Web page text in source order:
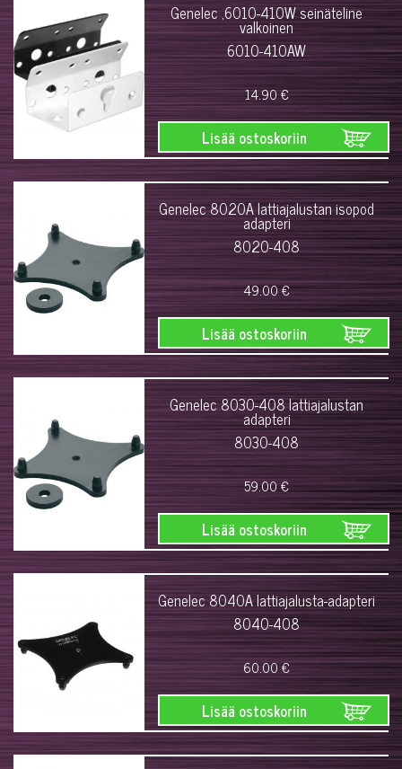
Genelec ,6010-410W seinäteline
valkoinen
6010-410AW
14.90 €
Lisää ostoskoriin
Genelec 8020A lattiajalustan isopod
adapteri
8020-408
49.00 €
Lisää ostoskoriin
Genelec 8030-408 lattiajalustan
adapteri
8030-408
59.00 €
Lisää ostoskoriin
Genelec 8040A lattiajalusta-adapteri
8040-408
60.00 €
Lisää ostoskoriin